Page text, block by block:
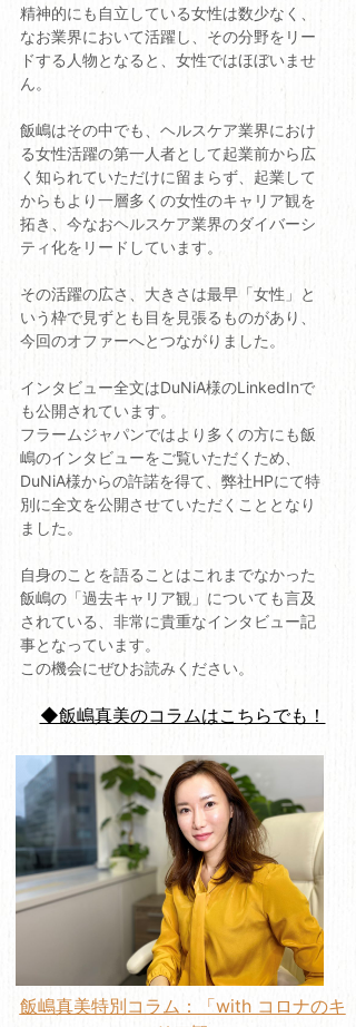
精神的にも自立している女性は数少なく、
なお業界において活躍し、その分野をリー
ドする人物となると、女性ではほぼいませ
ん。
飯嶋はその中でも、ヘルスケア業界におけ
る女性活躍の第一人者として起業前から広
く知られていただけに留まらず、起業して
からもより一層多くの女性のキャリア観を
拓き、今なおヘルスケア業界のダイバーシ
ティ化をリードしています。
その活躍の広さ、大きさは最早「女性」と
いう枠で見ずとも目を見張るものがあり、
今回のオファーへとつながりました。
インタビュー全文はDuNiA様のLinkedInで
も公開されています。
フラームジャパンではより多くの方にも飯
嶋のインタビューをご覧いただくため、
DuNiA様からの許諾を得て、弊社HPにて特
別に全文を公開させていただくこととなり
ました。
自身のことを語ることはこれまでなかった
飯嶋の「過去キャリア観」についても言及
されている、非常に貴重なインタビュー記
事となっています。
この機会にぜひお読みください。
◆飯嶋真美のコラムはこちらでも！
飯嶋真美特別コラム：「with コロナのキ